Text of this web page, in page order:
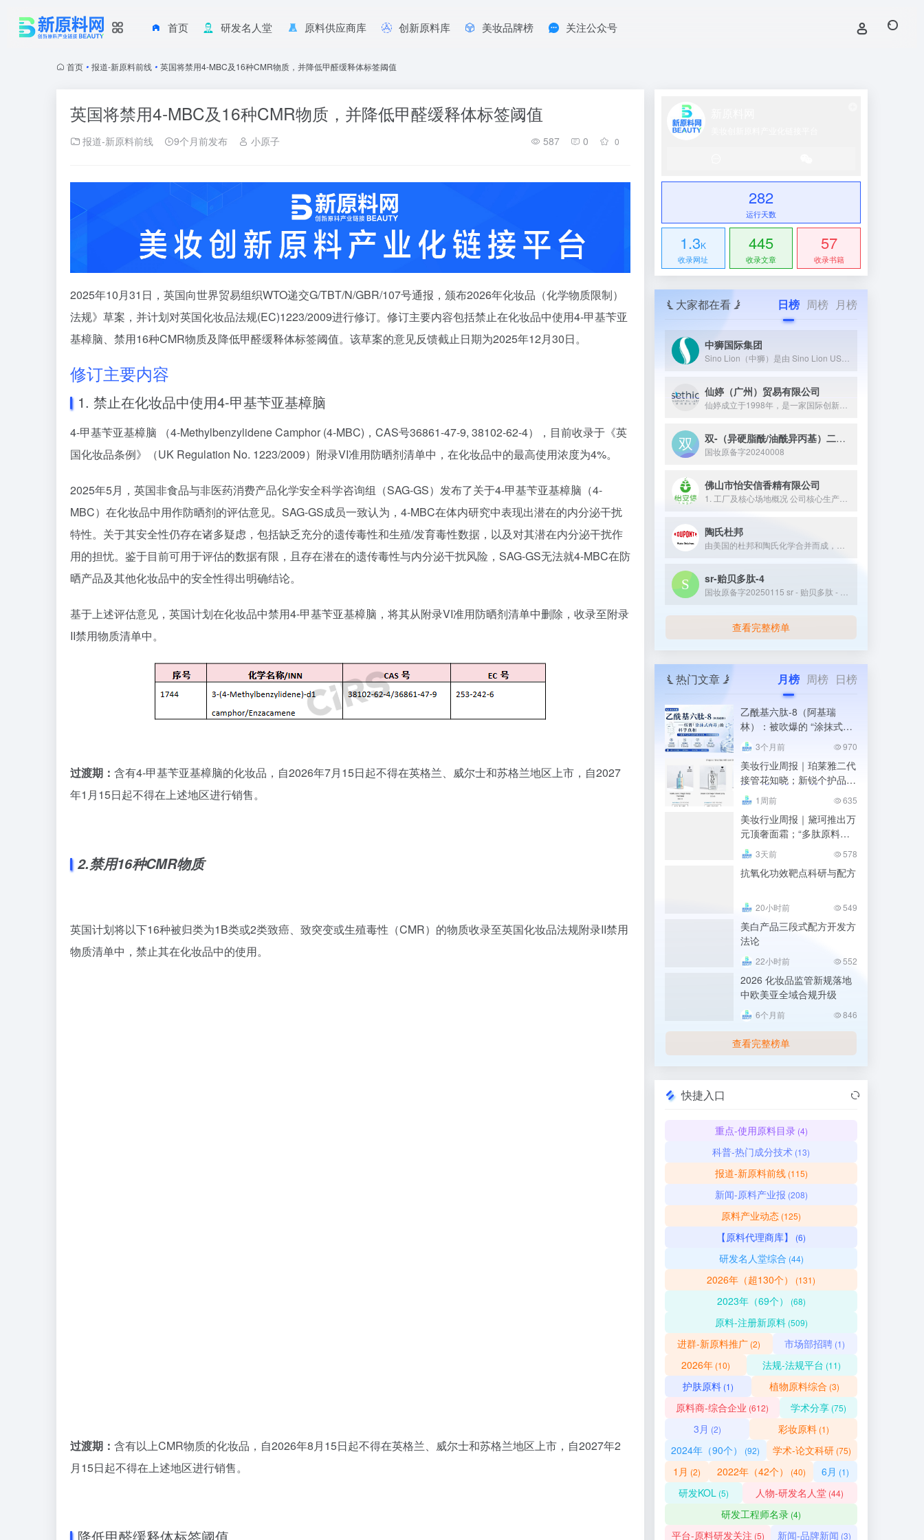
首页 研发名人堂 原料供应商库 创新原料库 美妆品牌榜 关注公众号
首页 • 报道-新原料前线 • 英国将禁用4-MBC及16种CMR物质，并降低甲醛缓释体标签阈值
英国将禁用4-MBC及16种CMR物质，并降低甲醛缓释体标签阈值
报道-新原料前线 9个月前发布 小原子 587 0 0
2025年10月31日，英国向世界贸易组织WTO递交G/TBT/N/GBR/107号通报，颁布2026年化妆品（化学物质限制）
法规》草案，并计划对英国化妆品法规(EC)1223/2009进行修订。修订主要内容包括禁止在化妆品中使用4-甲基苄亚
基樟脑、禁用16种CMR物质及降低甲醛缓释体标签阈值。该草案的意见反馈截止日期为2025年12月30日。
修订主要内容
1. 禁止在化妆品中使用4-甲基苄亚基樟脑
4-甲基苄亚基樟脑 （4-Methylbenzylidene Camphor (4-MBC)，CAS号36861-47-9, 38102-62-4），目前收录于《英
国化妆品条例》（UK Regulation No. 1223/2009）附录VI准用防晒剂清单中，在化妆品中的最高使用浓度为4%。
2025年5月，英国非食品与非医药消费产品化学安全科学咨询组（SAG-GS）发布了关于4-甲基苄亚基樟脑（4-
MBC）在化妆品中用作防晒剂的评估意见。SAG-GS成员一致认为，4-MBC在体内研究中表现出潜在的内分泌干扰
特性。关于其安全性仍存在诸多疑虑，包括缺乏充分的遗传毒性和生殖/发育毒性数据，以及对其潜在内分泌干扰作
用的担忧。鉴于目前可用于评估的数据有限，且存在潜在的遗传毒性与内分泌干扰风险，SAG-GS无法就4-MBC在防
晒产品及其他化妆品中的安全性得出明确结论。
基于上述评估意见，英国计划在化妆品中禁用4-甲基苄亚基樟脑，将其从附录VI准用防晒剂清单中删除，收录至附录
II禁用物质清单中。
过渡期： 含有4-甲基苄亚基樟脑的化妆品，自2026年7月15日起不得在英格兰、威尔士和苏格兰地区上市，自2027
年1月15日起不得在上述地区进行销售。
2.禁用16种CMR物质
英国计划将以下16种被归类为1B类或2类致癌、致突变或生殖毒性（CMR）的物质收录至英国化妆品法规附录II禁用
物质清单中，禁止其在化妆品中的使用。
过渡期： 含有以上CMR物质的化妆品，自2026年8月15日起不得在英格兰、威尔士和苏格兰地区上市，自2027年2
月15日起不得在上述地区进行销售。
282
运行天数
1.3K
收录网址
445
收录文章
57
收录书籍
大家都在看 日榜 周榜 月榜
中狮国际集团
仙婷（广州）贸易有限公司
双-（异硬脂酰/油酰异丙基）二甲基铵甲基硫酸盐
国妆原备字20240008
佛山市怡安信香精有限公司
陶氏杜邦
sr-贻贝多肽-4
查看完整榜单
热门文章 月榜 周榜 日榜
乙酰基六肽-8（阿基瑞
林）：被吹爆的 “涂抹式肉
毒”，科学真相到底是什么
3个月前 970
美妆行业周报｜珀莱雅二代
接管花知晓；新锐个护品牌
“IS是否”被执行千万；青松
股份拟更名诺斯贝尔
1周前 635
美妆行业周报｜黛珂推出万
元顶奢面霜；“多肽原料第
一股”维琪科技上市；凯伊
秀因喷雾微生物超标被罚
3天前 578
抗氧化功效靶点科研与配方
20小时前 549
美白产品三段式配方开发方
法论
22小时前 552
2026 化妆品监管新规落地
中欧美亚全域合规升级
6个月前 846
查看完整榜单
快捷入口
重点-使用原料目录(4)
科普-热门成分技术 (13)
报道-新原料前线(115)
新闻-原料产业报 (208)
原料产业动态 (125)
【原料代理商库】 (6)
研发名人堂综合 (44)
2026年（超130个） (131)
2023年（69个） (68)
原料-注册新原料(509)
进群-新原料推广(2) 市场部招聘 (1)
2026年(10) 法规-法规平台 (11)
护肤原料 (1) 植物原料综合 (3)
原料商-综合企业 (612) 学术分享 (75)
3月 (2) 彩妆原料(1)
2024年（90个） (92) 学术-论文科研(75)
1月 (2) 2022年（42个） (40) 6月 (1)
研发KOL (5) 人物-研发名人堂 (44)
研发工程师名录 (4)
平台-原料研发关注 (5) 新闻-品牌新闻 (3)